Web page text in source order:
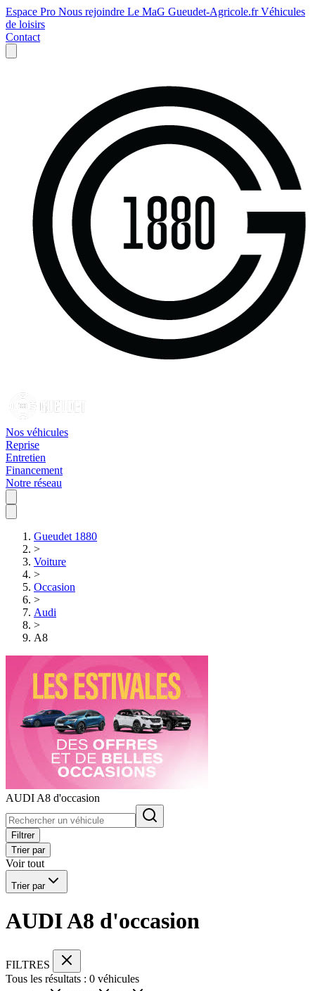
Espace Pro Nous rejoindre Le MaG Gueudet-Agricole.frVéhicules
de loisirs
Contact
Nos véhicules
Reprise
Entretien
Financement
Notre réseau
Gueudet 1880
>
Voiture
>
Occasion
>
Audi
>
A8
AUDI A8 d'occasion
Filtrer
Trier par
Voir tout
Trier par
AUDI A8 d'occasion
FILTRES
Tous les résultats : 0 véhicules